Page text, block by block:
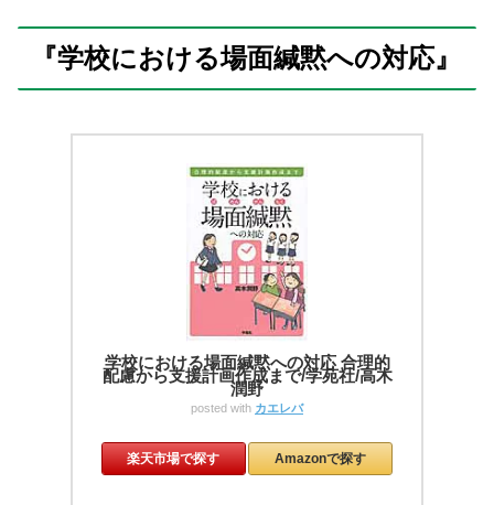
『学校における場面緘黙への対応』
学校における場面緘黙への対応 合理的
配慮から支援計画作成まで/学苑社/高木
潤野
posted with カエレバ
楽天市場で探す Amazonで探す